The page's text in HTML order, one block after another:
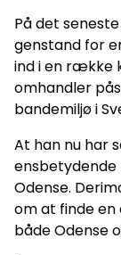
På det
genstand for
ind i en række
omhandler
bandemiljø i
At han nu har
Odense.
om at finde en
både Odense